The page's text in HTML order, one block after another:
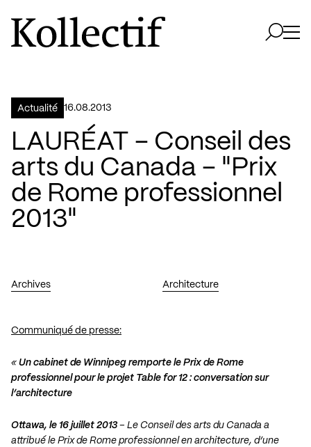
Aller à la page d'accueil
Logo Kollectif
Actualité 16.08.2013
LAURÉAT – Conseil des
arts du Canada – "Prix
de Rome professionnel
2013"
Archives Architecture
Communiqué de presse:
« Un cabinet de Winnipeg remporte le Prix de Rome
professionnel pour le projet Table for 12 : conversation sur
l’architecture
Ottawa, le 16 juillet 2013 – Le Conseil des arts du Canada a
attribué le Prix de Rome professionnel en architecture, d’une